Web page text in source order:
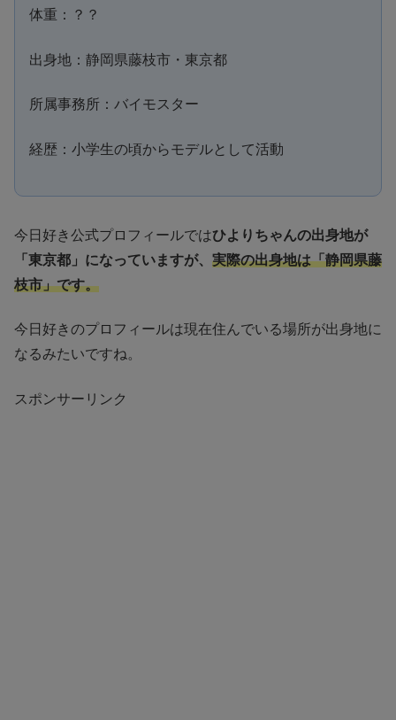
体重：？？
出身地：静岡県藤枝市・東京都
所属事務所：バイモスター
経歴：小学生の頃からモデルとして活動
今日好き公式プロフィールではひよりちゃんの出身地が
「東京都」になっていますが、 実際の出身地は「静岡県藤
枝市」です。
今日好きのプロフィールは現在住んでいる場所が出身地に
なるみたいですね。
スポンサーリンク